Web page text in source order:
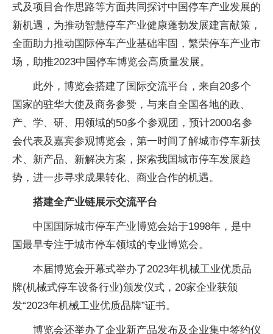
式及项目合作思路等方面共同探讨中国停车产业发展的
新机遇，为推动智慧停车产业健康蓬勃发展建言献策，
全面助力推动国际停车产业基础牢固，繁荣停车产业市
场，助推2023中国停车博览会高质量发展。
此外，博览会搭建了国际交流平台，来自20多个
国家的驻华大使及商务参赞，与来自全国各地的政、
产、学、研、用领域的50多个参观团，预计2000名参
会代表及嘉宾参观博览会，第一时间了解城市停车新技
术、新产品、新解决方案，探索我国城市停车发展趋
势，进一步寻求成果转化、商业合作的机遇。
搭建全产业链展示交流平台
中国国际城市停车产业博览会始于1998年，是中
国最早专注于城市停车领域的专业博览会。
本届博览会开幕式举办了2023年机械工业优质品
牌(机械式停车设备行业)颁发仪式，20家企业获颁
发“2023年机械工业优质品牌”证书。
博览会还举办了企业新产品发布及企业集中签约仪